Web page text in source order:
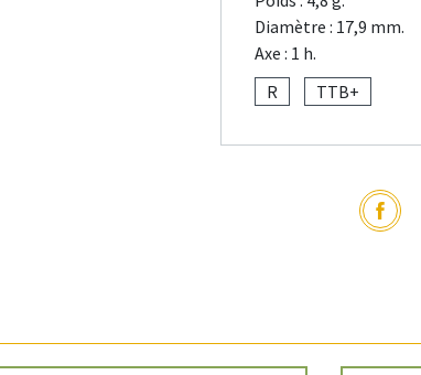
Diamètre : 17,9 mm.
Axe : 1 h.
R
TTB+